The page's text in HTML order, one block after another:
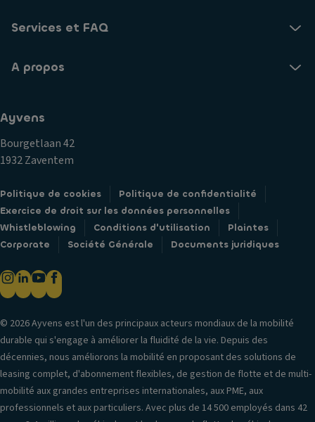
Services et FAQ
A propos
Ayvens
Bourgetlaan 42
1932 Zaventem
Politique de cookies
Politique de confidentialité
Exercice de droit sur les données personnelles
Whistleblowing
Conditions d'utilisation
Plaintes
Corporate
Société Générale Documents juridiques
© 2026 Ayvens est l'un des principaux acteurs mondiaux de la mobilité
durable qui s'engage à améliorer la fluidité de la vie. Depuis des
décennies, nous améliorons la mobilité en proposant des solutions de
leasing complet, d'abonnement flexibles, de gestion de flotte et de multi-
mobilité aux grandes entreprises internationales, aux PME, aux
professionnels et aux particuliers. Avec plus de 14 500 employés dans 42